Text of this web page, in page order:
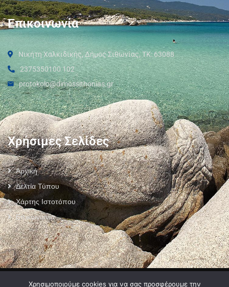
Επικοινωνία
Νικήτη Χαλκιδικής, Δήμος Σιθωνίας, ΤΚ: 63088
2375350100 102
protokolo@dimossithonias.gr
Χρήσιμες Σελίδες
Αρχική
Δελτία Τύπου
Χάρτης Ιστοτόπου
Επικοινωνία
Χρησιμοποιούμε cookies για να σας προσφέρουμε την